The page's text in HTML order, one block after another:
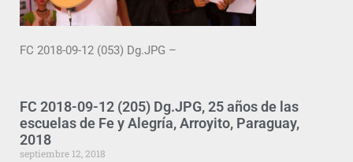
FC 2018-09-12 (053) Dg.JPG –
FC 2018-09-12 (205) Dg.JPG, 25 años de las
escuelas de Fe y Alegría, Arroyito, Paraguay,
2018
septiembre 12, 2018